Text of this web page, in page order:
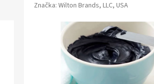
Značka: Wilton Brands, LLC, USA